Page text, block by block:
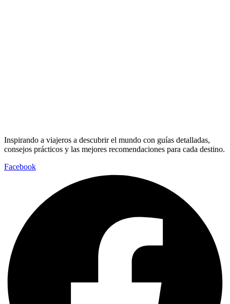
Inspirando a viajeros a descubrir el mundo con guías detalladas,
consejos prácticos y las mejores recomendaciones para cada destino.
Facebook